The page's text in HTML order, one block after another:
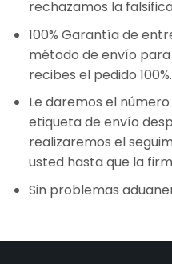
rechazamos la
100% Garantía de
método de envío
recibes el pedido 100%.
Le daremos el
etiqueta de envío
realizaremos el
usted hasta que la
Sin problemas